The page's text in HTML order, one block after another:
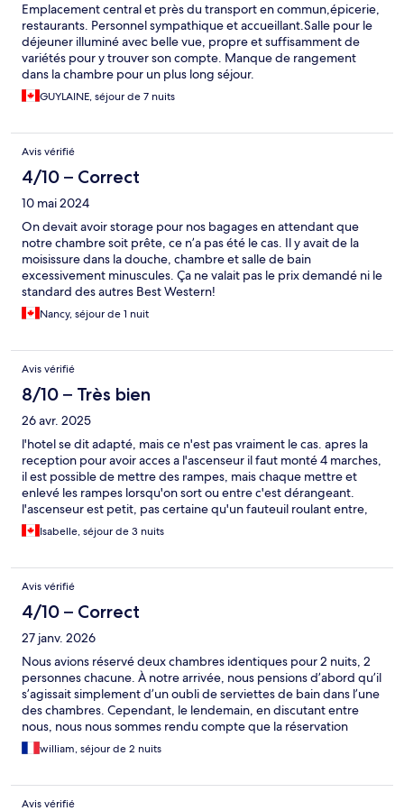
Emplacement central et près du transport en commun,épicerie,
restaurants. Personnel sympathique et accueillant.Salle pour le
déjeuner illuminé avec belle vue, propre et suffisamment de
variétés pour y trouver son compte. Manque de rangement
dans la chambre pour un plus long séjour.
GUYLAINE, séjour de 7 nuits
Avis vérifié
4/10 – Correct
10 mai 2024
On devait avoir storage pour nos bagages en attendant que
notre chambre soit prête, ce n’a pas été le cas. Il y avait de la
moisissure dans la douche, chambre et salle de bain
excessivement minuscules. Ça ne valait pas le prix demandé ni le
standard des autres Best Western!
Nancy, séjour de 1 nuit
Avis vérifié
8/10 – Très bien
26 avr. 2025
l'hotel se dit adapté, mais ce n'est pas vraiment le cas. apres la
reception pour avoir acces a l'ascenseur il faut monté 4 marches,
il est possible de mettre des rampes, mais chaque mettre et
enlevé les rampes lorsqu'on sort ou entre c'est dérangeant.
l'ascenseur est petit, pas certaine qu'un fauteuil roulant entre,
c'est un vieil ascensseur, tres joli mais petit. sur les 3 chambres
réservés aucun acces possible a un fauteuil roulant, marche dans
personnel est tres gentil et acceuillant.
Isabelle, séjour de 3 nuits
Avis vérifié
4/10 – Correct
27 janv. 2026
Nous avions réservé deux chambres identiques pour 2 nuits, 2
personnes chacune. À notre arrivée, nous pensions d’abord qu’il
s’agissait simplement d’un oubli de serviettes de bain dans l’une
des chambres. Cependant, le lendemain, en discutant entre
nous, nous nous sommes rendu compte que la réservation
n’avait pas été respectée : nous avions en réalité une chambre
pour une personne et une chambre pour deux personnes. De
de chauffage, ce qui rendait le séjour inconfortable. Le samedi
soir, en rentrant à l’hôtel, nous avons voulu en parler au
william, séjour de 2 nuits
Avis vérifié